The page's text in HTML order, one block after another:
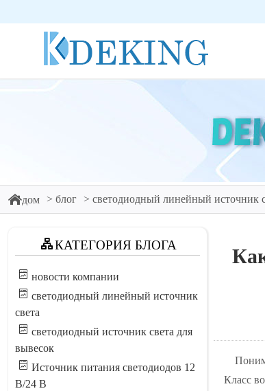
дом блог светодиодный линейный источник
КАТЕГОРИЯ БЛОГА
новости компании
светодиодный линейный источник
света
светодиодный источник света для
вывесок
Источник питания светодиодов 12
В/24 В
Класс